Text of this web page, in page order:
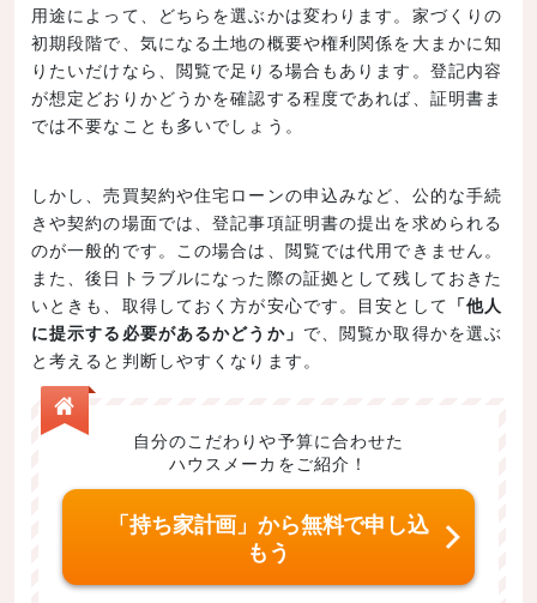
用途によって、どちらを選ぶかは変わります。家づくりの
初期段階で、気になる土地の概要や権利関係を大まかに知
りたいだけなら、閲覧で足りる場合もあります。登記内容
が想定どおりかどうかを確認する程度であれば、証明書ま
では不要なことも多いでしょう。
しかし、売買契約や住宅ローンの申込みなど、公的な手続
きや契約の場面では、登記事項証明書の提出を求められる
のが一般的です。この場合は、閲覧では代用できません。
また、後日トラブルになった際の証拠として残しておきた
いときも、取得しておく方が安心です。目安として 「他人
に提示する必要があるかどうか」 で、閲覧か取得かを選ぶ
と考えると判断しやすくなります。
自分のこだわりや予算に合わせた
ハウスメーカをご紹介！
「持ち家計画」から無料で申し込
もう